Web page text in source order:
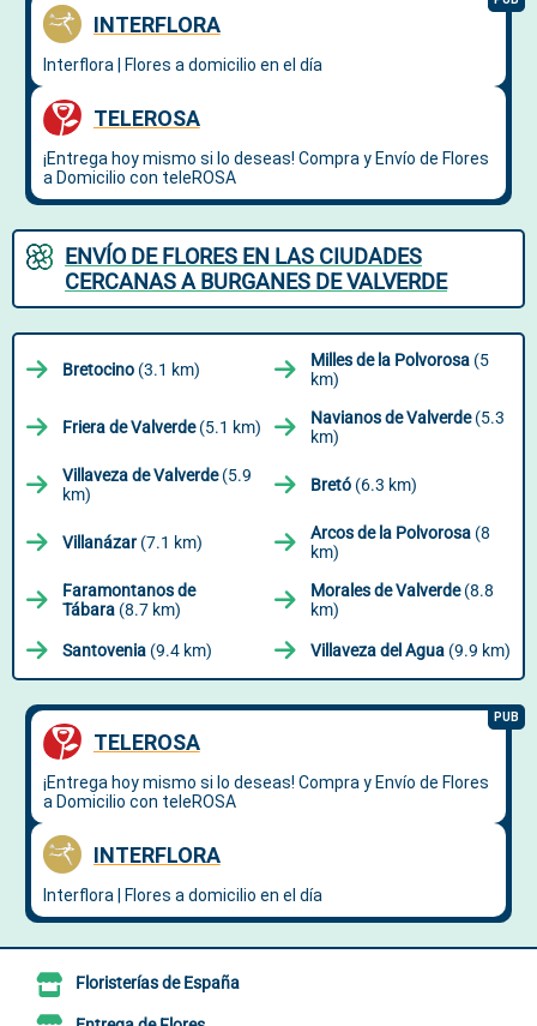
ENVÍO DE FLORES EN LAS CIUDADES
CERCANAS A BURGANES DE VALVERDE
Bretocino (3.1 km) Milles de la Polvorosa (5
km)
Friera de Valverde(5.1 km) Navianos de Valverde(5.3
km)
Villaveza de Valverde(5.9
km)
Bretó (6.3 km)
Villanázar(7.1 km) Arcos de la Polvorosa (8
km)
Faramontanos de
Tábara (8.7 km)
Morales de Valverde(8.8
km)
Santovenia (9.4 km) Villaveza del Agua (9.9 km)
Floristerías de España